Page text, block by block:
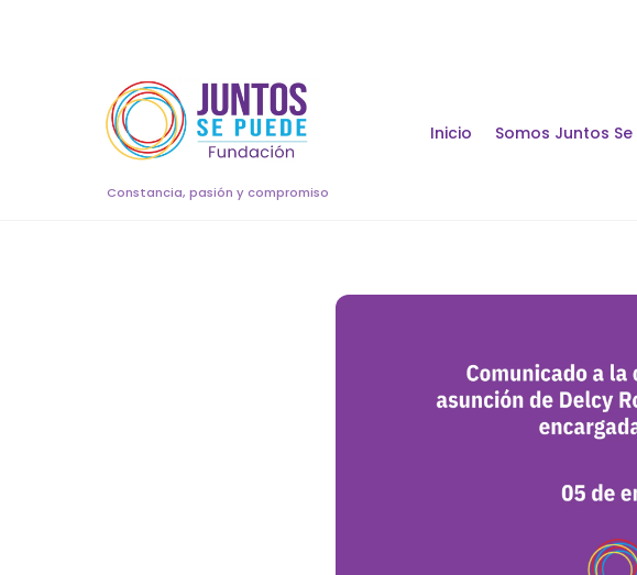
Constancia, pasión y compromiso
Inicio Somos Juntos Se